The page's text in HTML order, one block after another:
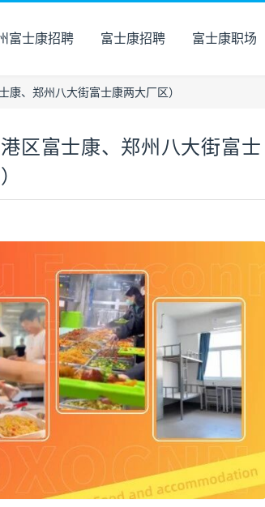
富士康招聘 富士康招聘 富士康职场
、郑州八大街富士康两大厂区）
区富士康、郑州八大街富士